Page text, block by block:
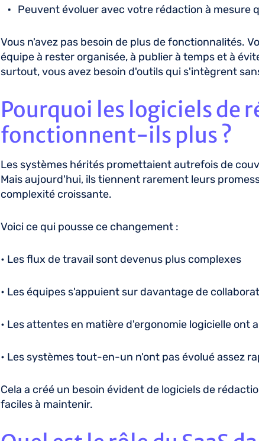
Peuvent évoluer avec votre rédaction à mesure
Vous n'avez pas besoin de plus de fonctionnalités.
équipe à rester organisée, à publier à temps et à
surtout, vous avez besoin d'outils qui s'intègrent
Pourquoi les logiciels de
fonctionnent-ils plus ?
Les systèmes hérités promettaient autrefois de
Mais aujourd'hui, ils tiennent rarement leurs
complexité croissante.
Voici ce qui pousse ce changement :
• Les flux de travail sont devenus plus complexes
• Les équipes s'appuient sur davantage de
• Les attentes en matière d'ergonomie logicielle ont
• Les systèmes tout-en-un n'ont pas évolué assez
Cela a créé un besoin évident de logiciels de
faciles à maintenir.